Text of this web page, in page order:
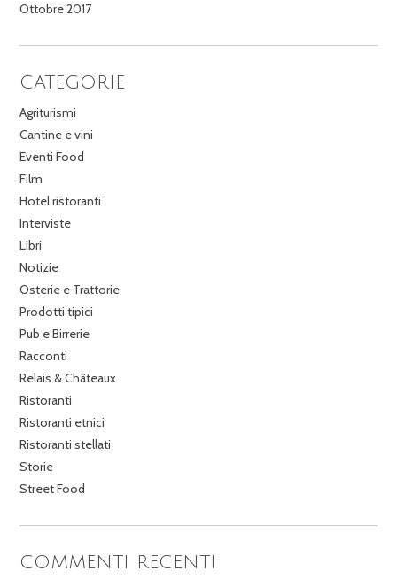
Ottobre 2017
CATEGORIE
Agriturismi
Cantine e vini
Eventi Food
Film
Hotel ristoranti
Interviste
Libri
Notizie
Osterie e Trattorie
Prodotti tipici
Pub e Birrerie
Racconti
Relais & Châteaux
Ristoranti
Ristoranti etnici
Ristoranti stellati
Storie
Street Food
COMMENTI RECENTI